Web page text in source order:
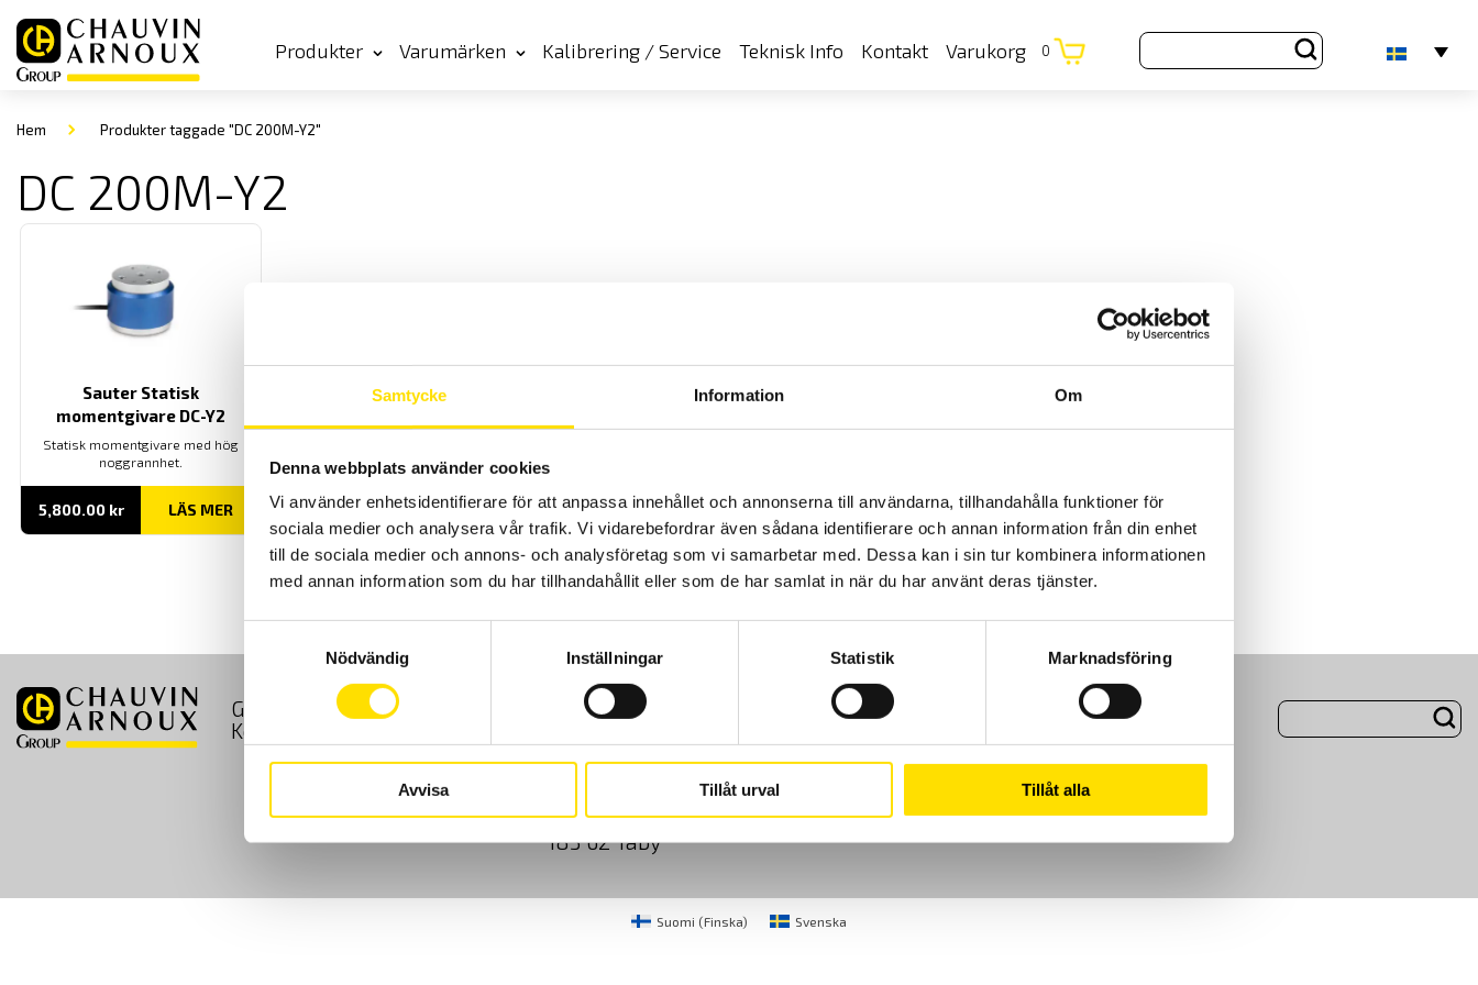
Samtycke Information Om
Denna webbplats använder cookies
Vi använder enhetsidentifierare för att anpassa innehållet och annonserna till användarna, tillhandahålla funktioner för
sociala medier och analysera vår trafik. Vi vidarebefordrar även sådana identifierare och annan information från din enhet
till de sociala medier och annons- och analysföretag som vi samarbetar med. Dessa kan i sin tur kombinera informationen
med annan information som du har tillhandahållit eller som de har samlat in när du har använt deras tjänster.
Nödvändig
Inställningar Statistik Marknadsföring
Avvisa Tillåt urval Tillåt alla
Produkter Varumärken Kalibrering / Service Teknisk Info Kontakt Varukorg 0
Hem Produkter taggade "DC 200M-Y2"
DC 200M-Y2
Sauter Statisk
momentgivare DC-Y2
Statisk momentgivare med hög
noggrannhet.
5,800.00 kr LÄS MER
GDPR Köpvillkor Cookies Kundundersökning
Om Oss
Kontakt
Sjöflygvägen 35
183 62 Täby
info@camatsystem.com
Suomi (Finska) Svenska